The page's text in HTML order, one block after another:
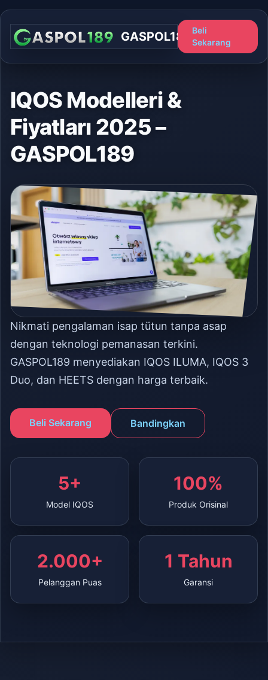
GASPOL189
Beli
Sekarang
IQOS Modelleri &
Fiyatları 2025 –
GASPOL189
Nikmati pengalaman isap tütun tanpa asap
dengan teknologi pemanasan terkini.
GASPOL189 menyediakan IQOS ILUMA, IQOS 3
Duo, dan HEETS dengan harga terbaik.
Beli Sekarang Bandingkan
5+
Model IQOS
100%
Produk Orisinal
2.000+
Pelanggan Puas
1 Tahun
Garansi